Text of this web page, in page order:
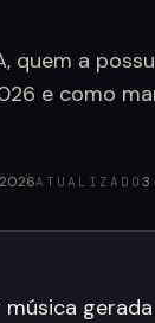
quem a
e como
ATUALIZADO 3
música